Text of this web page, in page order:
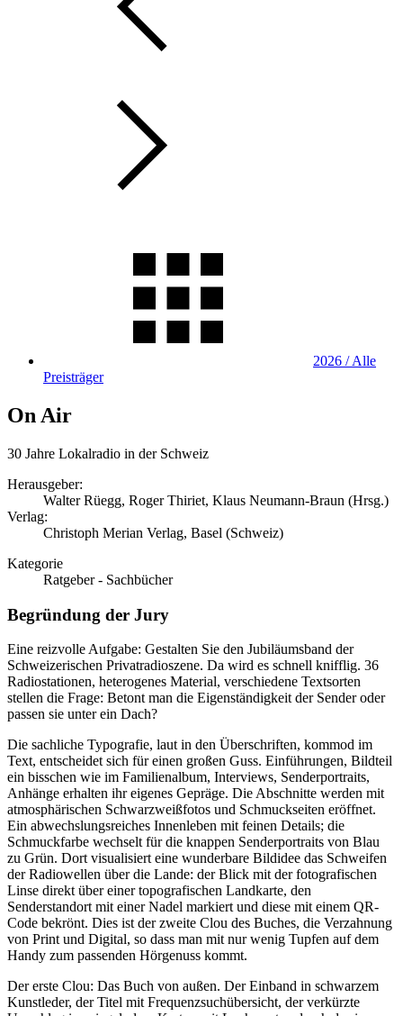
2026 / Alle
Preisträger
On Air
30 Jahre Lokalradio in der Schweiz
Herausgeber:
Walter Rüegg, Roger Thiriet, Klaus Neumann-Braun (Hrsg.)
Verlag:
Christoph Merian Verlag, Basel (Schweiz)
Kategorie
Ratgeber - Sachbücher
Begründung der Jury
Eine reizvolle Aufgabe: Gestalten Sie den Jubiläumsband der
Schweizerischen Privatradioszene. Da wird es schnell knifflig. 36
Radiostationen, heterogenes Material, verschiedene Textsorten
stellen die Frage: Betont man die Eigenständigkeit der Sender oder
passen sie unter ein Dach?
Die sachliche Typografie, laut in den Überschriften, kommod im
Text, entscheidet sich für einen großen Guss. Einführungen, Bildteil
ein bisschen wie im Familienalbum, Interviews, Senderportraits,
Anhänge erhalten ihr eigenes Gepräge. Die Abschnitte werden mit
atmosphärischen Schwarzweißfotos und Schmuckseiten eröffnet.
Ein abwechslungsreiches Innenleben mit feinen Details; die
Schmuckfarbe wechselt für die knappen Senderportraits von Blau
zu Grün. Dort visualisiert eine wunderbare Bildidee das Schweifen
der Radiowellen über die Lande: der Blick mit der fotografischen
Linse direkt über einer topografischen Landkarte, den
Senderstandort mit einer Nadel markiert und diese mit einem QR-
Code bekrönt. Dies ist der zweite Clou des Buches, die Verzahnung
von Print und Digital, so dass man mit nur wenig Tupfen auf dem
Handy zum passenden Hörgenuss kommt.
Der erste Clou: Das Buch von außen. Der Einband in schwarzem
Kunstleder, der Titel mit Frequenzsuchübersicht, der verkürzte